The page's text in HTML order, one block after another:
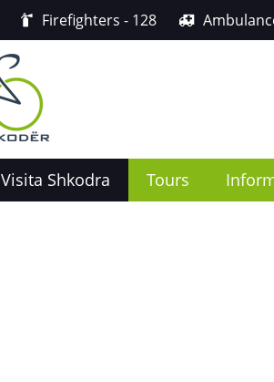
Firefighters - 128
Visita Shkodra Tours